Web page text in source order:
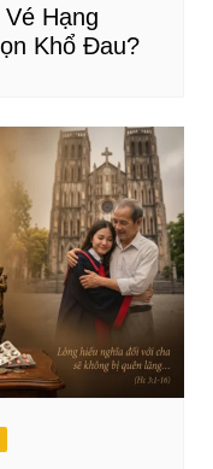
Hạng
Khổ Đau?